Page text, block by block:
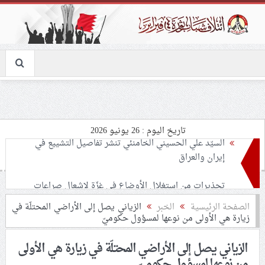
تاريخ اليوم : 26 يونيو 2026
تحذيرات من استغلال الأوضاع في غزّة لإشعال صراعات
ملفّ إنسانيّ مؤلم.. الأسيرات الفلسطينيّات بين القمع
والإهمال الطبي
55 مأتمًا وحسينيّة يعترضون على الإجراءات القمعيّة للنظام
الصفحة الرئيسية الخبر الزياني يصل إلى الأراضي المحتلّة في
زيارة هي الأولى من نوعها لمسؤول حكوميّ
الزياني يصل إلى الأراضي المحتلّة في زيارة هي الأولى